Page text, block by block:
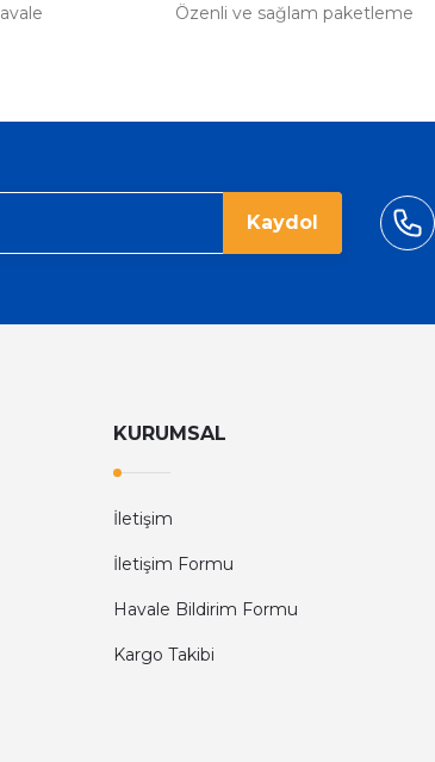
Özenli ve sağlam paketleme
Kaydol
KURUMSAL
İletişim
İletişim Formu
Havale Bildirim Formu
Kargo Takibi